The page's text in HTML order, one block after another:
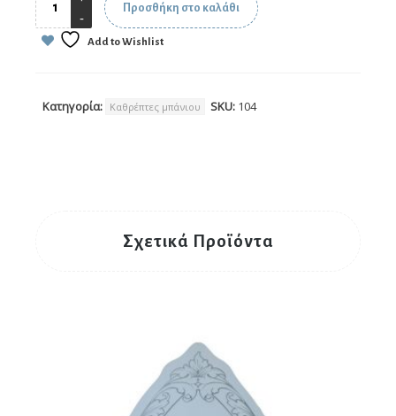
Προσθήκη στο καλάθι
Add to Wishlist
Κατηγορία: Καθρέπτες μπάνιου SKU: 104
Σχετικά Προϊόντα